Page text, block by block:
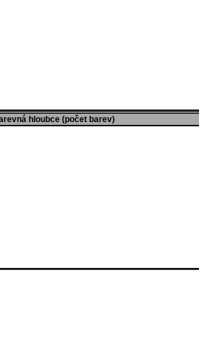
hloubce (počet barev)